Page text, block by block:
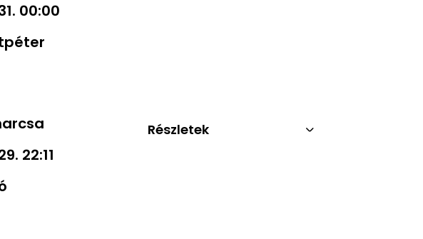
00:00
22:11
Részletek